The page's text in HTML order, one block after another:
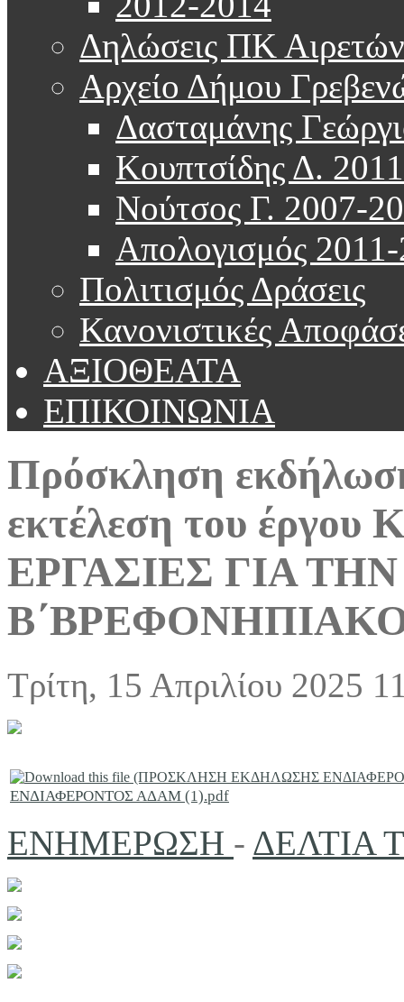
Δηλώσεις ΠΚ Αιρετών
Αρχείο Δήμου
Δασταμάνης
Κουπτσίδης Δ.
Νούτσος Γ. 2007-
Απολογισμός
Πολιτισμός Δράσεις
Κανονιστικές
ΑΞΙΟΘΕΑΤΑ
ΕΠΙΚΟΙΝΩΝΙΑ
Πρόσκληση
εκτέλεση του
ΕΡΓΑΣΙΕΣ ΓΙΑ
Τρίτη, 15 Απριλίου 2025
ΕΝΔΙΑΦΕΡΟΝΤΟΣ ΑΔΑΜ (1).pdf
ΕΝΗΜΕΡΩΣΗ - ΔΕΛΤΙΑ